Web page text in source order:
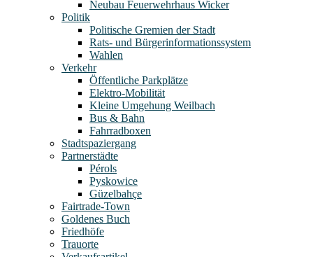
Neubau Feuerwehrhaus Wicker
Politik
Politische Gremien der Stadt
Rats- und Bürgerinformationssystem
Wahlen
Verkehr
Öffentliche Parkplätze
Elektro-Mobilität
Kleine Umgehung Weilbach
Bus & Bahn
Fahrradboxen
Stadtspaziergang
Partnerstädte
Pérols
Pyskowice
Güzelbahçe
Fairtrade-Town
Goldenes Buch
Friedhöfe
Trauorte